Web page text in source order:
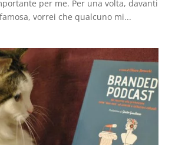
per me. Per una volta, davanti
vorrei che qualcuno mi...